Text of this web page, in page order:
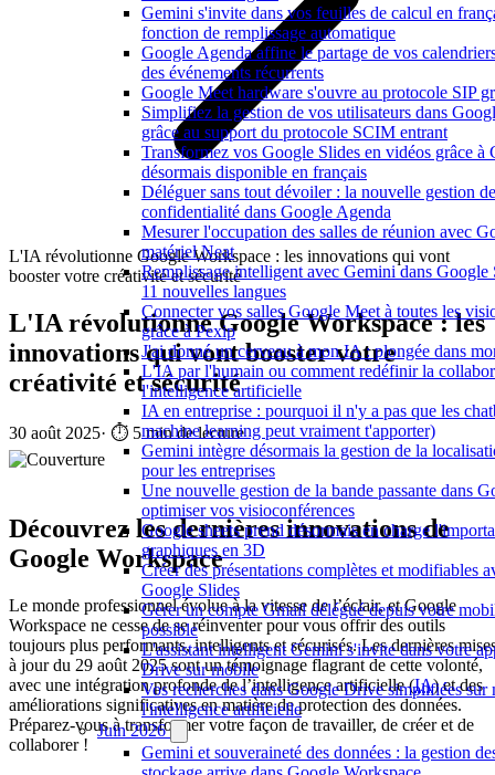
Gemini s'invite dans vos feuilles de calcul en
fonction de remplissage automatique
Google Agenda affine le partage de vos
des événements récurrents
Google Meet hardware s'ouvre au protocole SIP
Simplifiez la gestion de vos utilisateurs dans
grâce au support du protocole SCIM entrant
Transformez vos Google Slides en vidéos grâce à
désormais disponible en français
Déléguer sans tout dévoiler : la nouvelle gestion
confidentialité dans Google Agenda
Mesurer l'occupation des salles de réunion avec
matériel Neat
Remplissage intelligent avec Gemini dans Google
11 nouvelles langues
Connecter vos salles Google Meet à toutes les
grâce à Pexip
J'ai donné un cerveau à mon IA : plongée dans
L'IA par l'humain ou comment redéfinir la
l'intelligence artificielle
IA en entreprise : pourquoi il n'y a pas que les
machine learning peut vraiment t'apporter)
Gemini intègre désormais la gestion de la
pour les entreprises
Une nouvelle gestion de la bande passante dans
optimiser vos visioconférences
Google sheets prend désormais en charge
graphiques en 3D
Créer des présentations complètes et modifiables
Google Slides
Gérer un compte Gmail délégué depuis votre
possible
L'assistant intelligent Gemini s'invite dans votre
Drive sur mobile
Vos recherches dans Google Drive simplifiées sur
l'intelligence artificielle
Juin 2026
Gemini et souveraineté des données : la gestion
L'IA révolutionne Google Workspace : les innovations qui vont
booster votre créativité et sécurité
L'IA révolutionne Google Workspace : les
innovations qui vont booster votre
créativité et sécurité
30 août 2025· ⏱️ 5 min de lecture
Découvrez les dernières innovations de
Google Workspace
Le monde professionnel évolue à la vitesse de l’éclair, et Google
Workspace ne cesse de se réinventer pour vous offrir des outils
toujours plus performants, intelligents et sécurisés. Les dernières
à jour du 29 août 2025 sont un témoignage flagrant de cette volonté,
avec une intégration profonde de l’intelligence artificielle (IA) et des
améliorations significatives en matière de protection des données.
Préparez-vous à transformer votre façon de travailler, de créer et de
collaborer !